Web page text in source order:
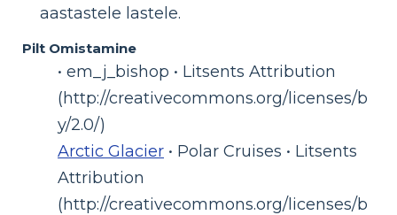
aastastele lastele.
Pilt Omistamine
• em_j_bishop • Litsents Attribution
(http://creativecommons.org/licenses/b
y/2.0/)
Arctic Glacier • Polar Cruises • Litsents
Attribution
(http://creativecommons.org/licenses/b